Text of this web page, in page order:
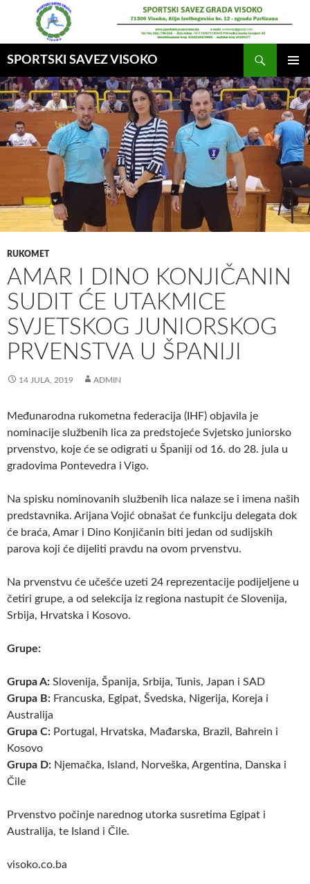
SPORTSKI SAVEZ VISOKO
GLAVNI
MENI
RUKOMET
AMAR I DINO KONJIČANIN
SUDIT ĆE UTAKMICE
SVJETSKOG JUNIORSKOG
PRVENSTVA U ŠPANIJI
14 JULA, 2019 ADMIN
Međunarodna rukometna federacija (IHF) objavila je
nominacije službenih lica za predstojeće Svjetsko juniorsko
prvenstvo, koje će se odigrati u Španiji od 16. do 28. jula u
gradovima Pontevedra i Vigo.
Na spisku nominovanih službenih lica nalaze se i imena naših
predstavnika. Arijana Vojić obnašat će funkciju delegata dok
će braća, Amar i Dino Konjičanin biti jedan od sudijskih
parova koji će dijeliti pravdu na ovom prvenstvu.
Na prvenstvu će učešće uzeti 24 reprezentacije podijeljene u
četiri grupe, a od selekcija iz regiona nastupit će Slovenija,
Srbija, Hrvatska i Kosovo.
Grupe:
Grupa A: Slovenija, Španija, Srbija, Tunis, Japan i SAD
Grupa B: Francuska, Egipat, Švedska, Nigerija, Koreja i
Australija
Grupa C: Portugal, Hrvatska, Mađarska, Brazil, Bahrein i
Kosovo
Grupa D: Njemačka, Island, Norveška, Argentina, Danska i
Čile
Prvenstvo počinje narednog utorka susretima Egipat i
Australija, te Island i Čile.
visoko.co.ba